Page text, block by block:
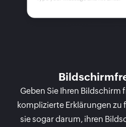
Geben Sie Ihren Bildschirm
komplizierte Erklärungen zu
sie sogar darum, ihren